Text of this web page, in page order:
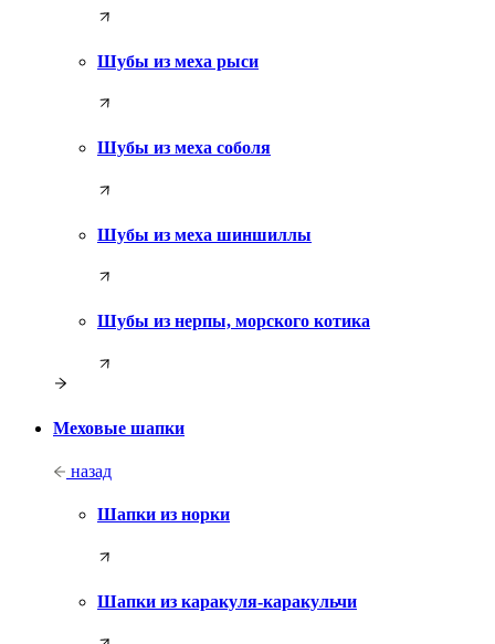
Шубы из меха рыси
Шубы из меха соболя
Шубы из меха шиншиллы
Шубы из нерпы, морского котика
Меховые шапки
назад
Шапки из норки
Шапки из каракуля-каракульчи